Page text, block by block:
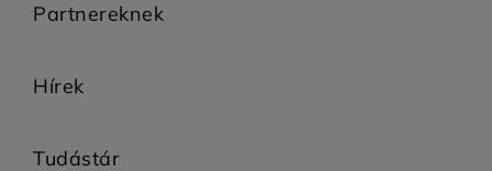
Partnereknek
Hírek
Tudástár